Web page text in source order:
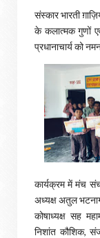
संस्कार भारती
के कलात्मक गुणों
प्रधानाचार्य को
कार्यक्रम में मंच
अध्यक्ष अतुल
कोषाध्यक्ष सह
निशांत कौशिक,